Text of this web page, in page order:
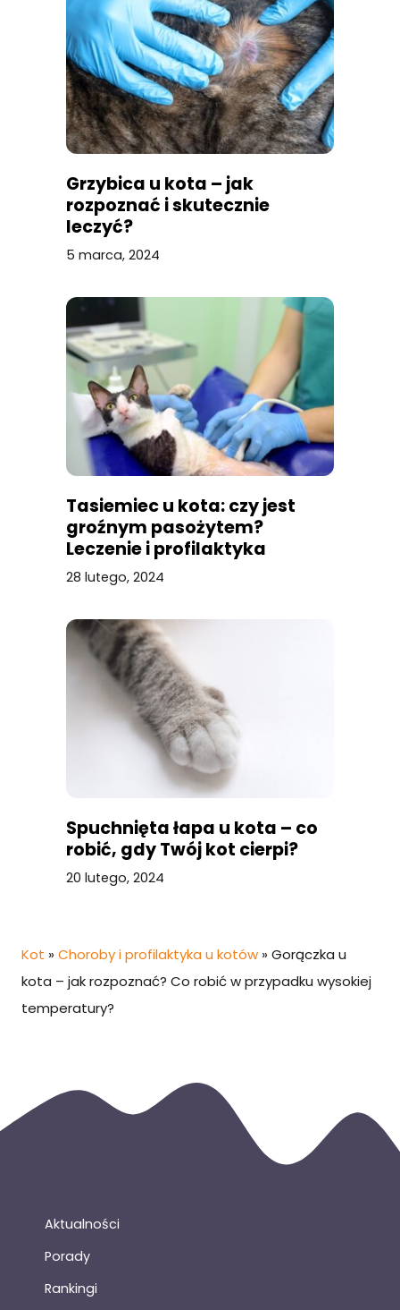
Grzybica u kota – jak
rozpoznać i skutecznie
leczyć?
5 marca, 2024
Tasiemiec u kota: czy jest
groźnym pasożytem?
Leczenie i profilaktyka
28 lutego, 2024
Spuchnięta łapa u kota – co
robić, gdy Twój kot cierpi?
20 lutego, 2024
Kot » Choroby i profilaktyka u kotów » Gorączka u
kota – jak rozpoznać? Co robić w przypadku wysokiej
temperatury?
Aktualności
Porady
Rankingi